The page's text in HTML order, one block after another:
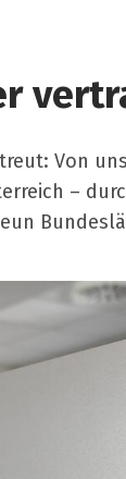
Von
–